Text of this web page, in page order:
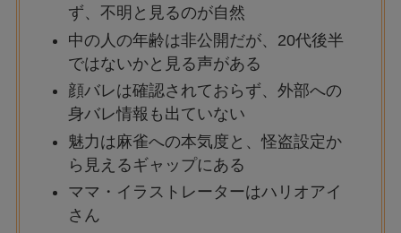
ず、不明と見るのが自然
中の人の年齢は非公開だが、20代後半
ではないかと見る声がある
顔バレは確認されておらず、外部への
身バレ情報も出ていない
魅力は麻雀への本気度と、怪盗設定か
ら見えるギャップにある
ママ・イラストレーターはハリオアイ
さん